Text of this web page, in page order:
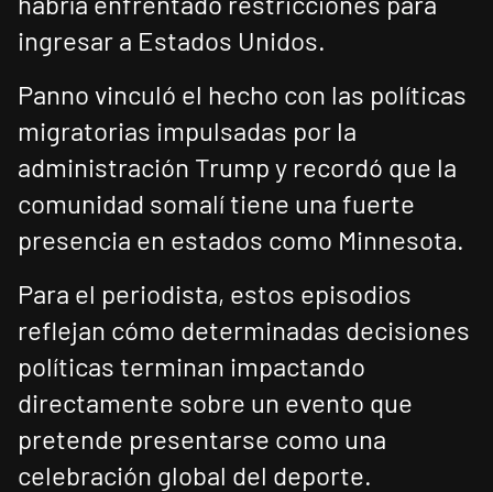
ingresar a Estados Unidos.
Panno vinculó el hecho con las políticas
migratorias impulsadas por la
administración Trump y recordó que la
comunidad somalí tiene una fuerte
presencia en estados como Minnesota.
Para el periodista, estos episodios
reflejan cómo determinadas decisiones
políticas terminan impactando
directamente sobre un evento que
pretende presentarse como una
celebración global del deporte.